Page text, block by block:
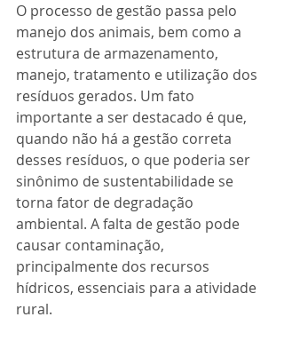
O processo de gestão passa pelo
manejo dos animais, bem como a
estrutura de armazenamento,
manejo, tratamento e utilização dos
resíduos gerados. Um fato
importante a ser destacado é que,
quando não há a gestão correta
desses resíduos, o que poderia ser
sinônimo de sustentabilidade se
torna fator de degradação
ambiental. A falta de gestão pode
causar contaminação,
principalmente dos recursos
hídricos, essenciais para a atividade
rural.